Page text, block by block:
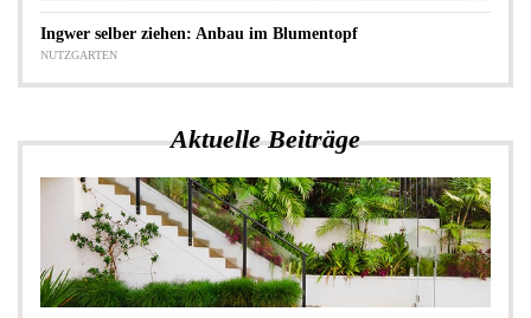
Ingwer selber ziehen: Anbau im Blumentopf
NUTZGARTEN
Aktuelle Beiträge